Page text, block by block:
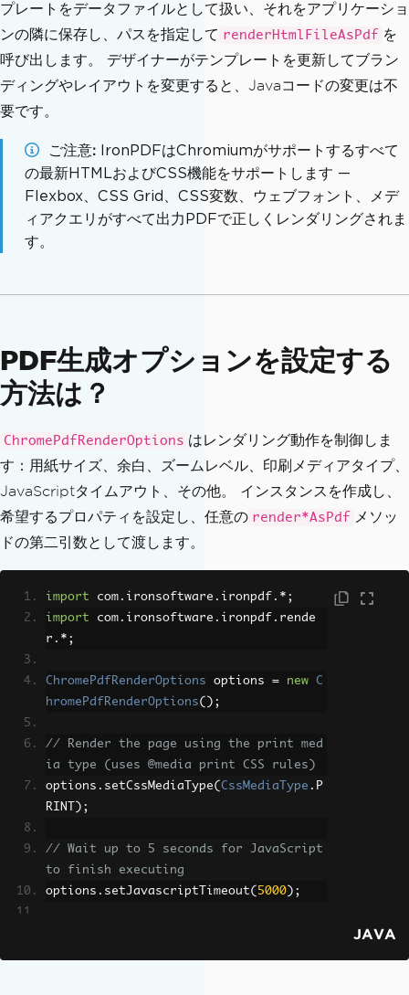
プレートをデータファイルとして扱い、それをアプリケーショ
ンの隣に保存し、パスを指定して renderHtmlFileAsPdf を
呼び出します。 デザイナーがテンプレートを更新してブラン
ディングやレイアウトを変更すると、Javaコードの変更は不
要です。
ご注意
IronPDFはChromiumがサポートするすべて
の最新HTMLおよびCSS機能をサポートします —
Flexbox、CSS Grid、CSS変数、ウェブフォント、メデ
ィアクエリがすべて出力PDFで正しくレンダリングされま
す。
PDF生成オプションを設定する
方法は？
ChromePdfRenderOptions はレンダリング動作を制御しま
す：用紙サイズ、余白、ズームレベル、印刷メディアタイプ、
JavaScriptタイムアウト、その他。 インスタンスを作成し、
希望するプロパティを設定し、任意の render*AsPdf メソッ
ドの第二引数として渡します。
import com . ironsoftware . ironpdf .*;
import com . ironsoftware . ironpdf . rende
r .*;
ChromePdfRenderOptions options = new
C
hromePdfRenderOptions();
// Render the page using the print med
ia type (uses @media print CSS rules)
options . setCssMediaType( CssMediaType . P
RINT
);
// Wait up to 5 seconds for JavaScript
to finish executing
options . setJavascriptTimeout( 5000 );
JAVA